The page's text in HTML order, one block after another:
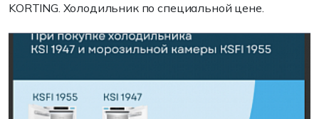
KORTING. Холодильник по специальной цене.